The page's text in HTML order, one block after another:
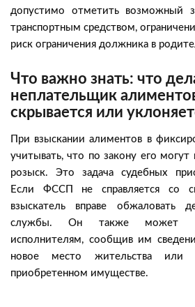
допустимо отметить возможный
транспортным средством,
риск ограничения должника в
Что важно знать: что
неплательщик
скрывается или
При взыскании алиментов в
учитывать, что по закону его
розыск. Это задача судебных
Если ФССП не справляется со
взыскатель вправе обжаловать
службы. Он также может
исполнителям, сообщив им
новое место жительства или
приобретенном имуществе.